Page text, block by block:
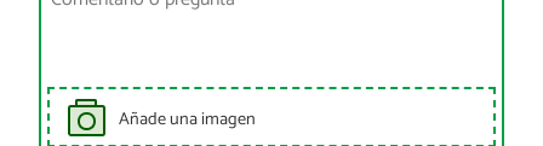
Añade una imagen